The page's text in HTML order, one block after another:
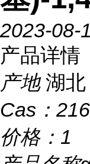
2023-08-
产品详情
产地 湖北
Cas：
价格： 1